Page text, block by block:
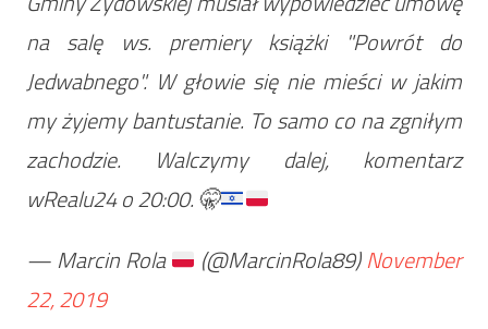
na salę ws. premiery książki "Powrót do
Jedwabnego". W głowie się nie mieści w jakim
my żyjemy bantustanie. To samo co na zgniłym
zachodzie. Walczymy dalej, komentarz
wRealu24 o 20:00.🤫
— Marcin Rola
(@MarcinRola89)November
22, 2019